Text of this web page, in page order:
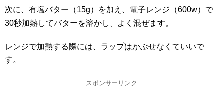
次に、有塩バター（15g）を加え、電子レンジ（600w）で
30秒加熱してバターを溶かし、よく混ぜます。
レンジで加熱する際には、ラップはかぶせなくていいで
す。
スポンサーリンク